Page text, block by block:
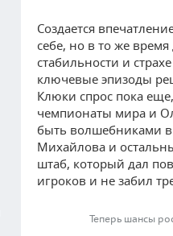
Создается
себе, но в то же
стабильности и
ключевые эпизоды
Клюки спрос пока
чемпионаты мира и
быть волшебниками в
Михайлова и
штаб, который дал
игроков и не забил
Теперь шансы